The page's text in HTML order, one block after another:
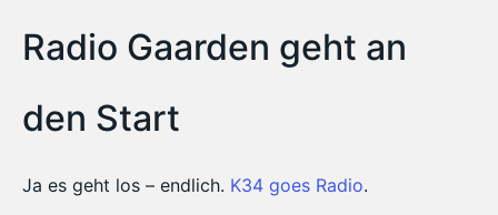
Radio Gaarden geht an
den Start
Ja es geht los – endlich. K34 goes Radio.